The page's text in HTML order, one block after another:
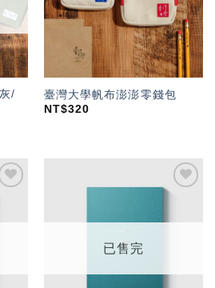
/
臺灣大學帆布澎澎零錢包
NT$320
望輕
望輕
已售完